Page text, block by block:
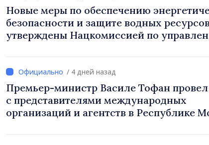
Новые меры по обеспечению
безопасности и защите водных
утверждены Нацкомиссией по
/ 4 дней назад
Премьер-министр Василе Тофан провел
с представителями международных
организаций и агентств в Республике